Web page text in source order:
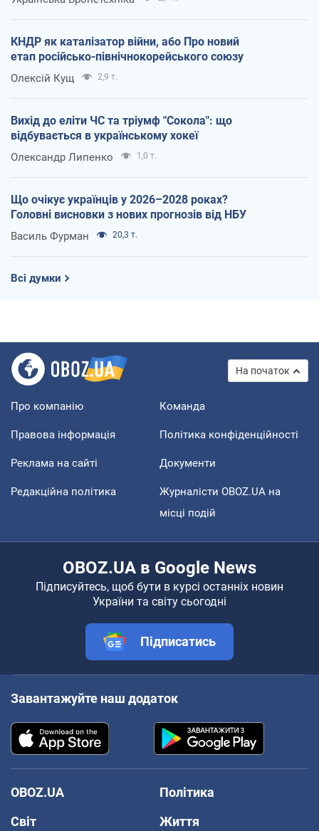
КНДР як каталізатор війни, або Про новий
етап російсько-північнокорейського союзу
Олексій Кущ 2,9 т.
Вихід до еліти ЧС та тріумф "Сокола": що
відбувається в українському хокеї
Олександр Липенко 1,0 т.
Що очікує українців у 2026–2028 роках?
Головні висновки з нових прогнозів від НБУ
Василь Фурман 20,3 т.
Всі думки
На початок
Про компанію Команда
Правова інформація Політика конфіденційності
Реклама на сайті Документи
Редакційна політика
Журналісти OBOZ.UA на
місці подій
OBOZ.UA в Google News
Підписуйтесь, щоб бути в курсі останніх новин
України та світу сьогодні
Підписатись
Завантажуйте наш додаток
OBOZ.UA
Політика
Світ
Життя